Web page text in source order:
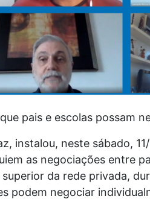
pais e escolas possam
instalou, neste sábado,
as negociações entre
da rede privada,
podem negociar